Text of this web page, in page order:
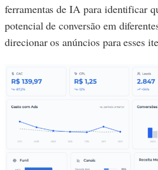
ferramentas de IA para identificar
potencial de conversão em
direcionar os anúncios para esses